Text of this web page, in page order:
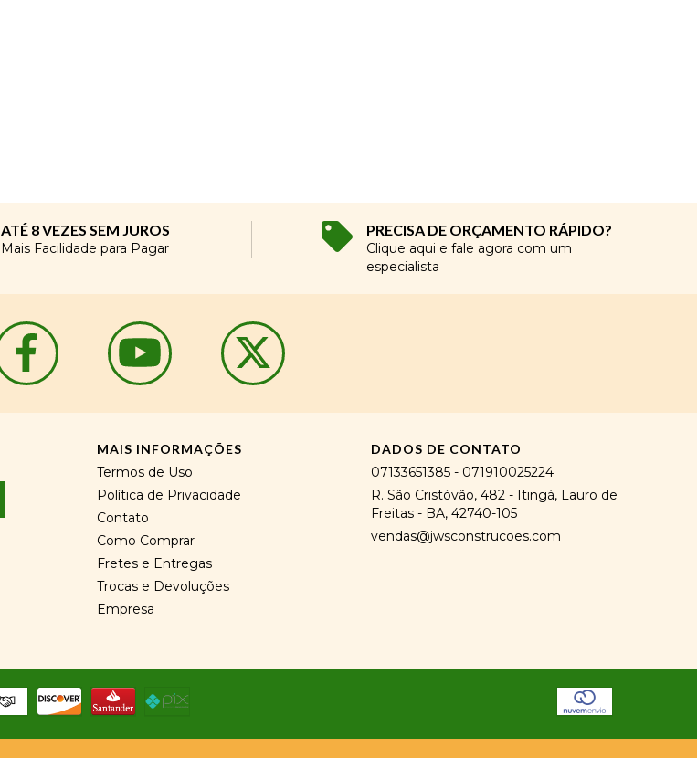
ATÉ 8 VEZES SEM JUROS
Mais Facilidade para Pagar
PRECISA DE ORÇAMENTO RÁPIDO?
Clique aqui e fale agora com um
especialista
MAIS INFORMAÇÕES
Termos de Uso
Política de Privacidade
Contato
Como Comprar
Fretes e Entregas
Trocas e Devoluções
Empresa
DADOS DE CONTATO
07133651385 - 071910025224
R. São Cristóvão, 482 - Itingá, Lauro de
Freitas - BA, 42740-105
vendas@jwsconstrucoes.com